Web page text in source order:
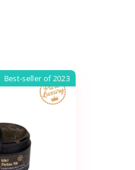
Best-seller of 2023